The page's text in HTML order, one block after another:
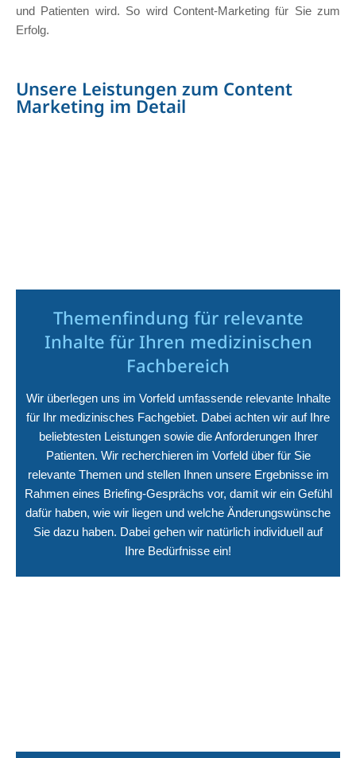
und Patienten wird. So wird Content-Marketing für Sie zum
Erfolg.
Unsere Leistungen zum Content
Marketing im Detail
Themenfindung für relevante
Inhalte für Ihren medizinischen
Fachbereich
Wir überlegen uns im Vorfeld umfassende relevante Inhalte
für Ihr medizinisches Fachgebiet. Dabei achten wir auf Ihre
beliebtesten Leistungen sowie die Anforderungen Ihrer
Patienten. Wir recherchieren im Vorfeld über für Sie
relevante Themen und stellen Ihnen unsere Ergebnisse im
Rahmen eines Briefing-Gesprächs vor, damit wir ein Gefühl
dafür haben, wie wir liegen und welche Änderungswünsche
Sie dazu haben. Dabei gehen wir natürlich individuell auf
Ihre Bedürfnisse ein!